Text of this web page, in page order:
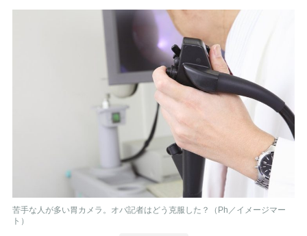
苦手な人が多い胃カメラ。オバ記者はどう克服した？（Ph／イメージマー
ト）